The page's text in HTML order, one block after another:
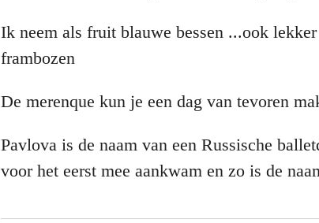
Ik neem als fruit blauwe bessen ...ook
frambozen
De merenque kun je een dag van tevoren
Pavlova is de naam van een Russische
voor het eerst mee aankwam en zo is de